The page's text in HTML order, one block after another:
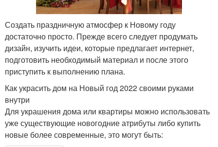
Создать праздничную атмосфер к Новому году
достаточно просто. Прежде всего следует продумать
дизайн, изучить идеи, которые предлагает интернет,
подготовить необходимый материал и после этого
приступить к выполнению плана.
Как украсить дом на Новый год 2022 своими руками
внутри
Для украшения дома или квартиры можно использовать
уже существующие новогодние атрибуты либо купить
новые более современные, это могут быть: